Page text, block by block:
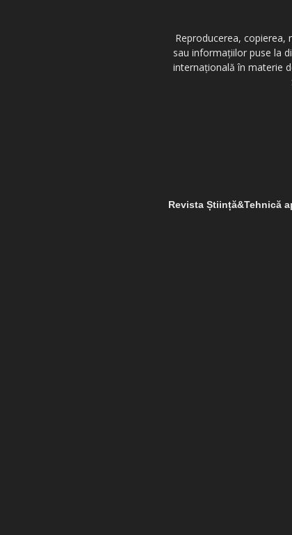
Reproducerea, copierea,
sau informațiilor puse la
internațională în materie
Revista Știință&Tehnică